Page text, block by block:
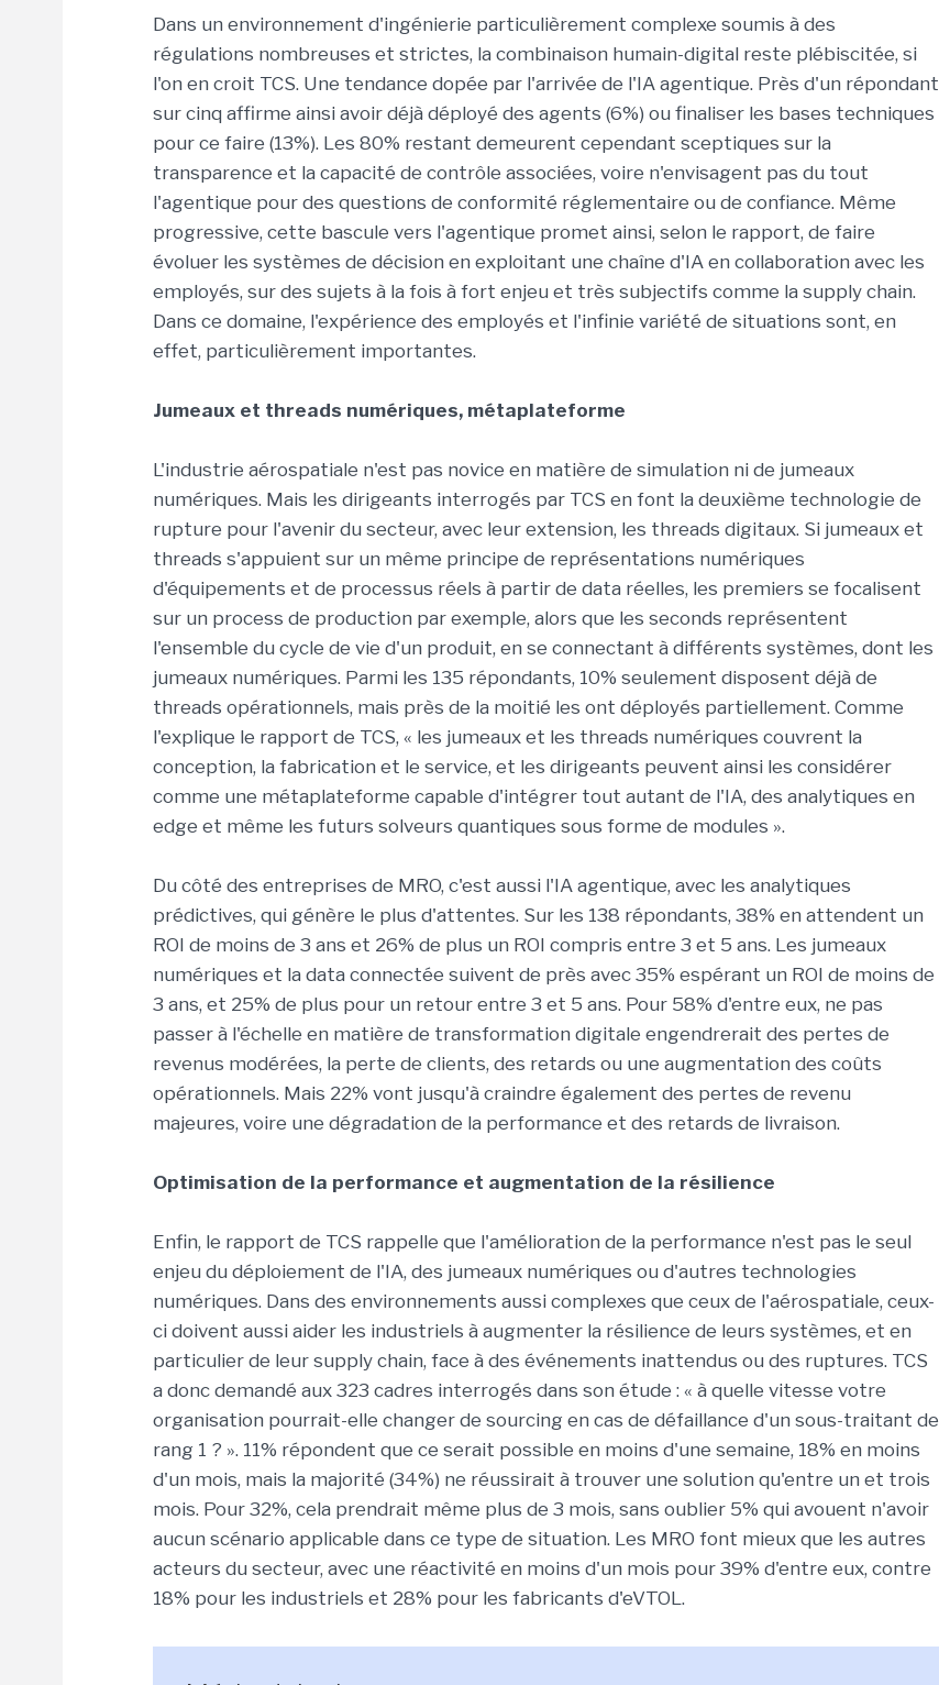
Dans un environnement d'ingénierie particulièrement complexe soumis à des
régulations nombreuses et strictes, la combinaison humain-digital reste plébiscitée, si
l'on en croit TCS. Une tendance dopée par l'arrivée de l'IA agentique. Près d'un répondant
sur cinq affirme ainsi avoir déjà déployé des agents (6%) ou finaliser les bases techniques
pour ce faire (13%). Les 80% restant demeurent cependant sceptiques sur la
transparence et la capacité de contrôle associées, voire n'envisagent pas du tout
l'agentique pour des questions de conformité réglementaire ou de confiance. Même
progressive, cette bascule vers l'agentique promet ainsi, selon le rapport, de faire
évoluer les systèmes de décision en exploitant une chaîne d'IA en collaboration avec les
employés, sur des sujets à la fois à fort enjeu et très subjectifs comme la supply chain.
Dans ce domaine, l'expérience des employés et l'infinie variété de situations sont, en
effet, particulièrement importantes.
Jumeaux et threads numériques, métaplateforme
L'industrie aérospatiale n'est pas novice en matière de simulation ni de jumeaux
numériques. Mais les dirigeants interrogés par TCS en font la deuxième technologie de
rupture pour l'avenir du secteur, avec leur extension, les threads digitaux. Si jumeaux et
threads s'appuient sur un même principe de représentations numériques
d'équipements et de processus réels à partir de data réelles, les premiers se focalisent
sur un process de production par exemple, alors que les seconds représentent
l'ensemble du cycle de vie d'un produit, en se connectant à différents systèmes, dont les
jumeaux numériques. Parmi les 135 répondants, 10% seulement disposent déjà de
threads opérationnels, mais près de la moitié les ont déployés partiellement. Comme
l'explique le rapport de TCS, « les jumeaux et les threads numériques couvrent la
conception, la fabrication et le service, et les dirigeants peuvent ainsi les considérer
comme une métaplateforme capable d'intégrer tout autant de l'IA, des analytiques en
edge et même les futurs solveurs quantiques sous forme de modules ».
Du côté des entreprises de MRO, c'est aussi l'IA agentique, avec les analytiques
prédictives, qui génère le plus d'attentes. Sur les 138 répondants, 38% en attendent un
ROI de moins de 3 ans et 26% de plus un ROI compris entre 3 et 5 ans. Les jumeaux
numériques et la data connectée suivent de près avec 35% espérant un ROI de moins de
3 ans, et 25% de plus pour un retour entre 3 et 5 ans. Pour 58% d'entre eux, ne pas
passer à l'échelle en matière de transformation digitale engendrerait des pertes de
revenus modérées, la perte de clients, des retards ou une augmentation des coûts
opérationnels. Mais 22% vont jusqu'à craindre également des pertes de revenu
majeures, voire une dégradation de la performance et des retards de livraison.
Optimisation de la performance et augmentation de la résilience
Enfin, le rapport de TCS rappelle que l'amélioration de la performance n'est pas le seul
enjeu du déploiement de l'IA, des jumeaux numériques ou d'autres technologies
numériques. Dans des environnements aussi complexes que ceux de l'aérospatiale, ceux-
ci doivent aussi aider les industriels à augmenter la résilience de leurs systèmes, et en
particulier de leur supply chain, face à des événements inattendus ou des ruptures. TCS
a donc demandé aux 323 cadres interrogés dans son étude : « à quelle vitesse votre
organisation pourrait-elle changer de sourcing en cas de défaillance d'un sous-traitant de
rang 1 ? ». 11% répondent que ce serait possible en moins d'une semaine, 18% en moins
d'un mois, mais la majorité (34%) ne réussirait à trouver une solution qu'entre un et trois
mois. Pour 32%, cela prendrait même plus de 3 mois, sans oublier 5% qui avouent n'avoir
aucun scénario applicable dans ce type de situation. Les MRO font mieux que les autres
acteurs du secteur, avec une réactivité en moins d'un mois pour 39% d'entre eux, contre
18% pour les industriels et 28% pour les fabricants d'eVTOL.